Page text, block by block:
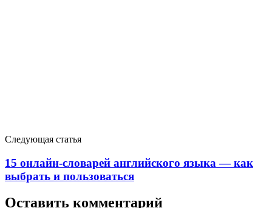
Следующая статья
15 онлайн-cловарей английского языка — как
выбрать и пользоваться
Оставить комментарий